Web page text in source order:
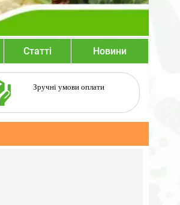
Статті Новини
Зручні умови оплати